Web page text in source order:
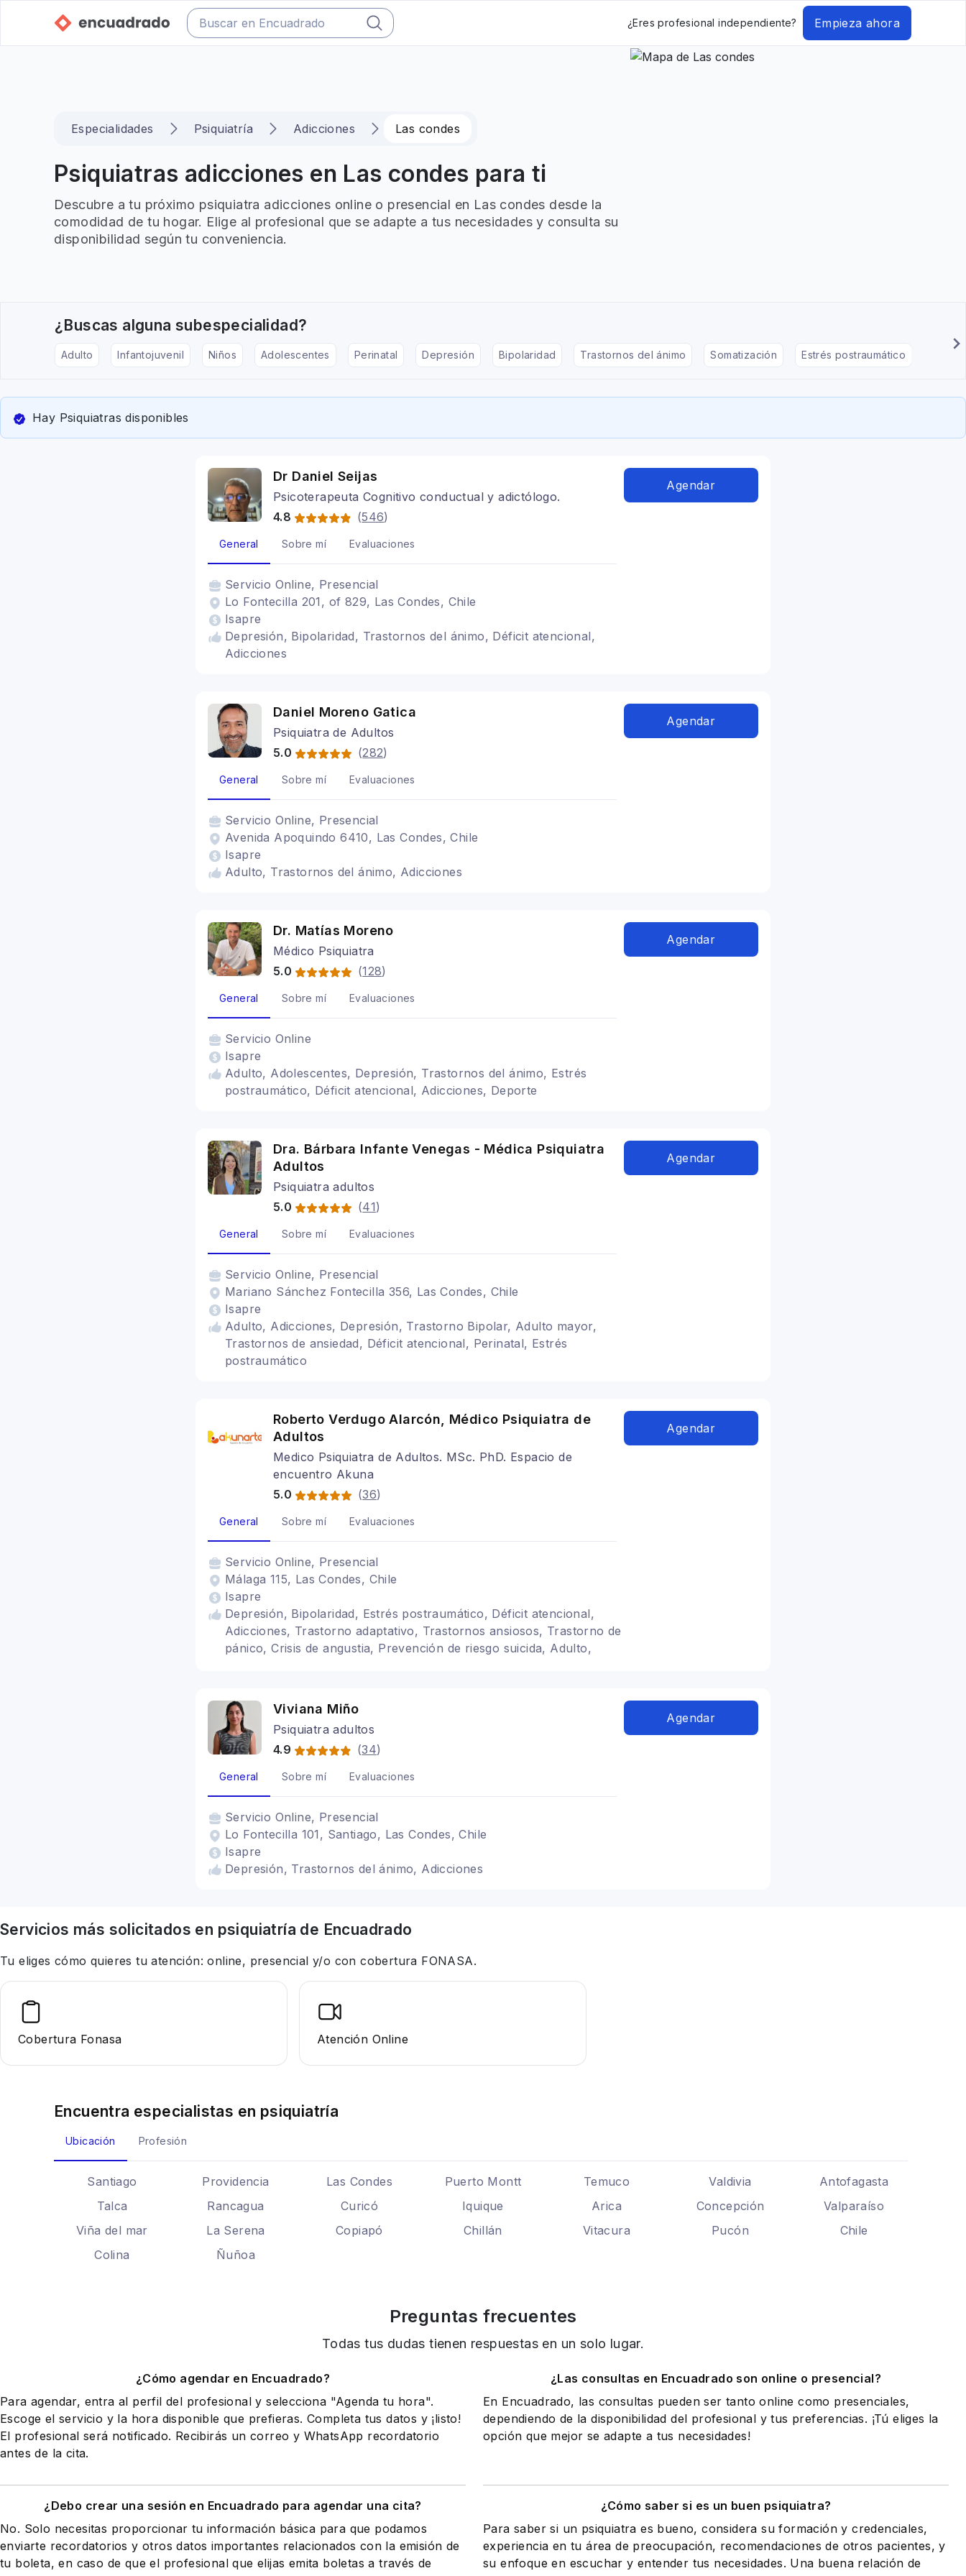
¿Eres profesional independiente? Empieza ahora
Especialidades Psiquiatría Adicciones Las condes
Psiquiatras adicciones en Las condes para ti
Descubre a tu próximo psiquiatra adicciones online o presencial en Las condes desde la
comodidad de tu hogar. Elige al profesional que se adapte a tus necesidades y consulta su
disponibilidad según tu conveniencia.
¿Buscas alguna subespecialidad?
Adulto Infantojuvenil Niños Adolescentes Perinatal Depresión Bipolaridad Trastornos del ánimo Somatización Estrés postraumático
Hay Psiquiatras disponibles
Dr Daniel Seijas
Psicoterapeuta Cognitivo conductual y adictólogo.
4.8
(546)
General Sobre mí Evaluaciones
Servicio Online, Presencial
Lo Fontecilla 201, of 829, Las Condes, Chile
Isapre
Depresión, Bipolaridad, Trastornos del ánimo, Déficit atencional,
Adicciones
Agendar
Daniel Moreno Gatica
Psiquiatra de Adultos
5.0
(282)
General Sobre mí Evaluaciones
Servicio Online, Presencial
Avenida Apoquindo 6410, Las Condes, Chile
Isapre
Adulto, Trastornos del ánimo, Adicciones
Agendar
Dr. Matías Moreno
Médico Psiquiatra
5.0
(128)
General Sobre mí Evaluaciones
Servicio Online
Isapre
Adulto, Adolescentes, Depresión, Trastornos del ánimo, Estrés
postraumático, Déficit atencional, Adicciones, Deporte
Agendar
Dra. Bárbara Infante Venegas - Médica Psiquiatra
Adultos
Psiquiatra adultos
5.0
(41)
General Sobre mí Evaluaciones
Servicio Online, Presencial
Mariano Sánchez Fontecilla 356, Las Condes, Chile
Isapre
Adulto, Adicciones, Depresión, Trastorno Bipolar, Adulto mayor,
Trastornos de ansiedad, Déficit atencional, Perinatal, Estrés
postraumático
Agendar
Roberto Verdugo Alarcón, Médico Psiquiatra de
Adultos
Medico Psiquiatra de Adultos. MSc. PhD. Espacio de
encuentro Akuna
5.0
(36)
General Sobre mí Evaluaciones
Servicio Online, Presencial
Málaga 115, Las Condes, Chile
Isapre
Depresión, Bipolaridad, Estrés postraumático, Déficit atencional,
Adicciones, Trastorno adaptativo, Trastornos ansiosos, Trastorno de
pánico, Crisis de angustia, Prevención de riesgo suicida, Adulto,
Agendar
Viviana Miño
Psiquiatra adultos
4.9
(34)
General Sobre mí Evaluaciones
Servicio Online, Presencial
Lo Fontecilla 101, Santiago, Las Condes, Chile
Isapre
Depresión, Trastornos del ánimo, Adicciones
Agendar
Servicios más solicitados en psiquiatría de Encuadrado
Tu eliges cómo quieres tu atención: online, presencial y/o con cobertura FONASA.
Cobertura Fonasa Atención Online
Encuentra especialistas en psiquiatría
Ubicación Profesión
Santiago Providencia Las Condes Puerto Montt Temuco Valdivia
Antofagasta
Talca
Rancagua Curicó Iquique Arica Concepción
Valparaíso
Viña del mar
La Serena Copiapó Chillán Vitacura Pucón
Chile
Colina
Ñuñoa
Preguntas frecuentes
Todas tus dudas tienen respuestas en un solo lugar.
¿Cómo agendar en Encuadrado?
Para agendar, entra al perfil del profesional y selecciona "Agenda tu hora".
Escoge el servicio y la hora disponible que prefieras. Completa tus datos y ¡listo!
El profesional será notificado. Recibirás un correo y WhatsApp recordatorio
antes de la cita.
¿Las consultas en Encuadrado son online o presencial?
En Encuadrado, las consultas pueden ser tanto online como presenciales,
dependiendo de la disponibilidad del profesional y tus preferencias. ¡Tú eliges la
opción que mejor se adapte a tus necesidades!
¿Debo crear una sesión en Encuadrado para agendar una cita?
No. Solo necesitas proporcionar tu información básica para que podamos
enviarte recordatorios y otros datos importantes relacionados con la emisión de
tu boleta, en caso de que el profesional que elijas emita boletas a través de
¿Cómo saber si es un buen psiquiatra?
Para saber si un psiquiatra es bueno, considera su formación y credenciales,
experiencia en tu área de preocupación, recomendaciones de otros pacientes, y
su enfoque en escuchar y entender tus necesidades. Una buena relación de